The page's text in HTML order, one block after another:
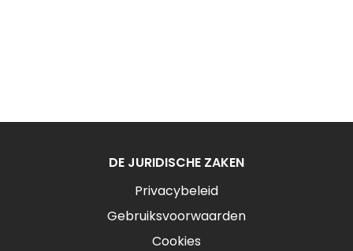
DE JURIDISCHE ZAKEN
Privacybeleid
Gebruiksvoorwaarden
Cookies